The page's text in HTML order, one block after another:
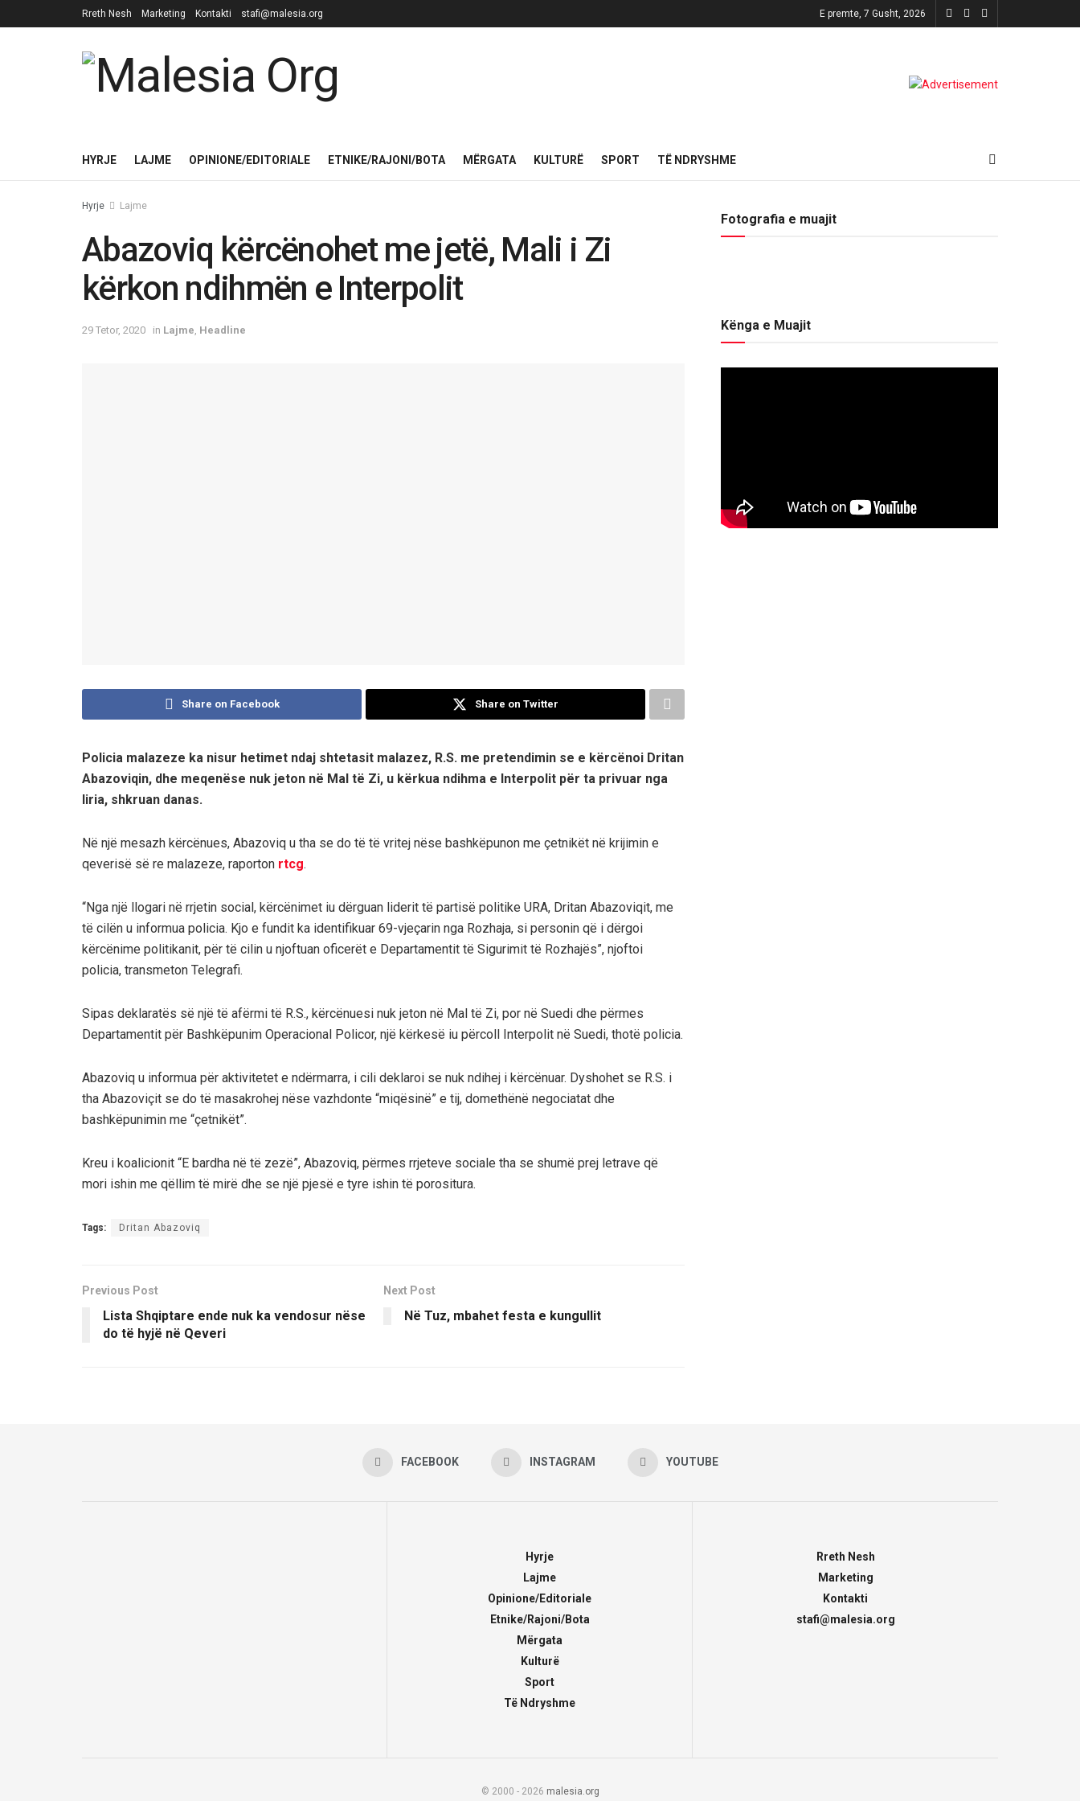
Rreth Nesh Marketing Kontakti stafi@malesia.org E premte, 7 Gusht, 2026
HYRJE LAJME OPINIONE/EDITORIALE ETNIKE/RAJONI/BOTA MËRGATA KULTURË SPORT TË NDRYSHME
Hyrje Lajme
Abazoviq kërcënohet me jetë, Mali i Zi
kërkon ndihmën e Interpolit
29 Tetor, 2020 in Lajme Headline
Share on Facebook Share on Twitter
Policia malazeze ka nisur hetimet ndaj shtetasit malazez, R.S. me pretendimin se e kërcënoi Dritan
Abazoviqin, dhe meqenëse nuk jeton në Mal të Zi, u kërkua ndihma e Interpolit për ta privuar nga
liria, shkruan danas.
Në një mesazh kërcënues, Abazoviq u tha se do të të vritej nëse bashkëpunon me çetnikët në krijimin e
qeverisë së re malazeze, raporton rtcg.
“Nga një llogari në rrjetin social, kërcënimet iu dërguan liderit të partisë politike URA, Dritan Abazoviqit, me
të cilën u informua policia. Kjo e fundit ka identifikuar 69-vjeçarin nga Rozhaja, si personin që i dërgoi
kërcënime politikanit, për të cilin u njoftuan oficerët e Departamentit të Sigurimit të Rozhajës”, njoftoi
policia, transmeton Telegrafi.
Sipas deklaratës së një të afërmi të R.S., kërcënuesi nuk jeton në Mal të Zi, por në Suedi dhe përmes
Departamentit për Bashkëpunim Operacional Policor, një kërkesë iu përcoll Interpolit në Suedi, thotë policia.
Abazoviq u informua për aktivitetet e ndërmarra, i cili deklaroi se nuk ndihej i kërcënuar. Dyshohet se R.S. i
tha Abazoviçit se do të masakrohej nëse vazhdonte “miqësinë” e tij, domethënë negociatat dhe
bashkëpunimin me “çetnikët”.
Kreu i koalicionit “E bardha në të zezë”, Abazoviq, përmes rrjeteve sociale tha se shumë prej letrave që
mori ishin me qëllim të mirë dhe se një pjesë e tyre ishin të porositura.
Tags: Dritan Abazoviq
Previous Post
Lista Shqiptare ende nuk ka vendosur nëse
do të hyjë në Qeveri
Next Post
Në Tuz, mbahet festa e kungullit
Fotografia e muajit
Kënga e Muajit
FACEBOOK INSTAGRAM YOUTUBE
Hyrje
Lajme
Opinione/Editoriale
Etnike/Rajoni/Bota
Mërgata
Kulturë
Sport
Të Ndryshme
Rreth Nesh
Marketing
Kontakti
stafi@malesia.org
© 2000 - 2026 malesia.org